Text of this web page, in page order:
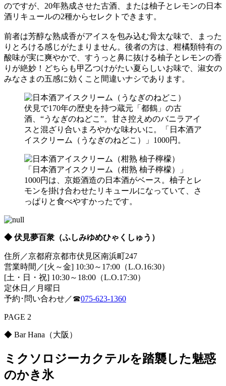
のですが、20年熟成させた古酒、または柚子とレモンの日本
酒リキュールの2種からセレクトできます。
前者は芳醇な熟成香がアイスを包み込む骨太な味で、まった
りとろける感じがたまりません。後者の方は、柑橘類特有の
酸味が実に爽やかで、すうっと鼻に抜ける柚子とレモンの香
りが絶妙！どちらも甲乙つけがたい夏らしいお味で、淑女の
みなさまの五感に効くこと間違いナシであります。
伏見で170年の歴史を持つ蔵元「都鶴」の古
酒、“うなぎのねどこ”。甘さ控えめのバニラアイ
スと混ざり合いまろやかな味わいに。「日本酒ア
イスクリーム（うなぎのねどこ）」1000円。
「日本酒アイスクリーム（柑熟 柚子檸檬）」
1000円は、京姫酒造の日本酒がベース。柚子とレ
モンを掛け合わせたリキュールになっていて、さ
っぱりと食べやすかったです。
◆ 伏見夢百衆（ふしみゆめひゃくしゅう）
住所／京都府京都市伏見区南浜町247
営業時間／[火～金] 10:30～17:00（L.O.16:30）
[土・日・祝] 10:30～18:00（L.O.17:30）
定休日／月曜日
予約･問い合わせ／☎075-623-1360
PAGE 2
◆ Bar Hana（大阪）
ミクソロジーカクテルを踏襲した魅惑
のかき氷